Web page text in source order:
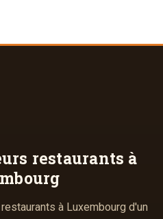
restaurants à
à Luxembourg d'un